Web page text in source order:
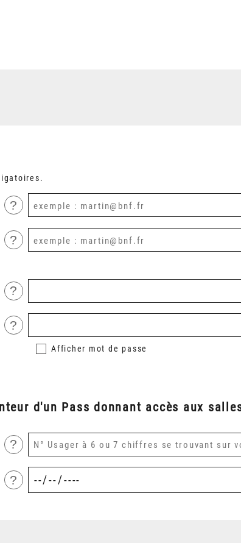
?
?
?
?
Afficher mot de passe
d'un Pass donnant accès aux
?
?